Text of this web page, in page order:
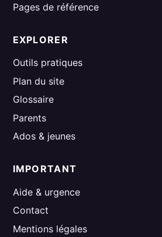
Pages de référence
EXPLORER
Outils pratiques
Plan du site
Glossaire
Parents
Ados & jeunes
IMPORTANT
Aide & urgence
Contact
Mentions légales